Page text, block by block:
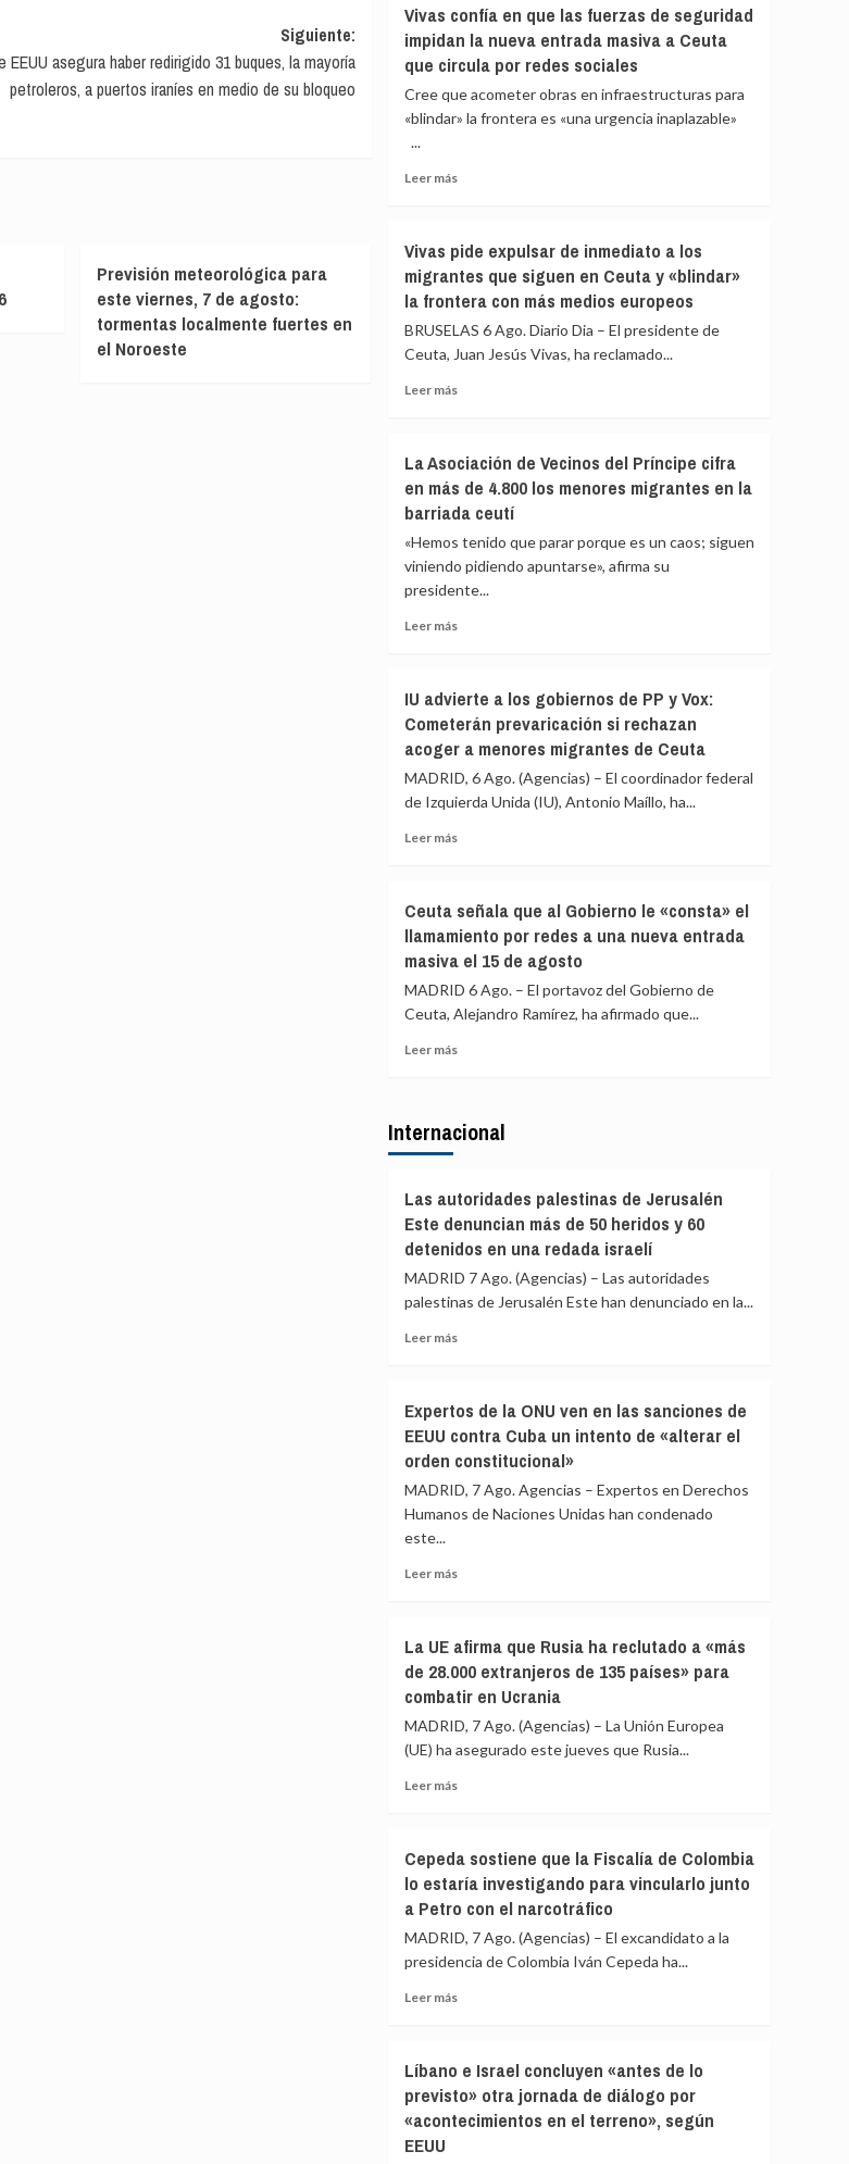
Siguiente:
EEUU asegura haber redirigido 31 buques, la mayoría
petroleros, a puertos iraníes en medio de su bloqueo
Previsión meteorológica para
este viernes, 7 de agosto:
tormentas localmente fuertes en
el Noroeste
Instituto
de
Medicina
de
Ceuta
82
en
el
intentando
cruzar
la
Vivas confía en que las fuerzas de seguridad
impidan la nueva entrada masiva a Ceuta
que circula por redes sociales
Cree que acometer obras en infraestructuras para
«blindar» la frontera es «una urgencia inaplazable»
...
Leer másLeer
confía
en
que
fuerzas
de
entrada
masiva
a
que
circula
por
sociales
Vivas pide expulsar de inmediato a los
migrantes que siguen en Ceuta y «blindar»
la frontera con más medios europeos
BRUSELAS 6 Ago. Diario Dia – El presidente de
Ceuta, Juan Jesús Vivas, ha reclamado...
Leer másLeer
pide
expulsar
de
a
los
migrantes
siguen
y
«blindar»
frontera
con
más
europeos
La Asociación de Vecinos del Príncipe cifra
en más de 4.800 los menores migrantes en la
barriada ceutí
«Hemos tenido que parar porque es un caos; siguen
viniendo pidiendo apuntarse», afirma su
presidente...
Leer másLeer
Asociación
de
Vecinos
Príncipe
cifra
los
menores
migrantes
la
barriada
IU advierte a los gobiernos de PP y Vox:
Cometerán prevaricación si rechazan
acoger a menores migrantes de Ceuta
MADRID, 6 Ago. (Agencias) – El coordinador federal
de Izquierda Unida (IU), Antonio Maíllo, ha...
Leer másLeer
advierte
a
los
de
PP
si
rechazan
menores
migrantes
de
Ceuta señala que al Gobierno le «consta» el
llamamiento por redes a una nueva entrada
masiva el 15 de agosto
MADRID 6 Ago. – El portavoz del Gobierno de
Ceuta, Alejandro Ramírez, ha afirmado que...
Leer másLeer
señala
Gobierno
«consta»
el
llamamiento
a
masiva
el
15
agosto
Internacional
Las autoridades palestinas de Jerusalén
Este denuncian más de 50 heridos y 60
detenidos en una redada israelí
MADRID 7 Ago. (Agencias) – Las autoridades
palestinas de Jerusalén Este han denunciado en la...
Leer másLeer
autoridades
palestinas
de
Este
denuncian
50
60
detenidos
una
redada
israelí
Expertos de la ONU ven en las sanciones de
EEUU contra Cuba un intento de «alterar el
orden constitucional»
MADRID, 7 Ago. Agencias – Expertos en Derechos
Humanos de Naciones Unidas han condenado
este...
Leer másLeer
de
la
ONU
en
las
Cuba
un
«alterar
el
constitucional»
La UE afirma que Rusia ha reclutado a «más
de 28.000 extranjeros de 135 países» para
combatir en Ucrania
MADRID, 7 Ago. (Agencias) – La Unión Europea
(UE) ha asegurado este jueves que Rusia...
Leer másLeer
UE
afirma
que
ha
reclutado
extranjeros
de
135
Cepeda sostiene que la Fiscalía de Colombia
lo estaría investigando para vincularlo junto
a Petro con el narcotráfico
MADRID, 7 Ago. (Agencias) – El excandidato a la
presidencia de Colombia Iván Cepeda ha...
Leer másLeer
sostiene
que
la
Líbano e Israel concluyen «antes de lo
previsto» otra jornada de diálogo por
«acontecimientos en el terreno», según
EEUU